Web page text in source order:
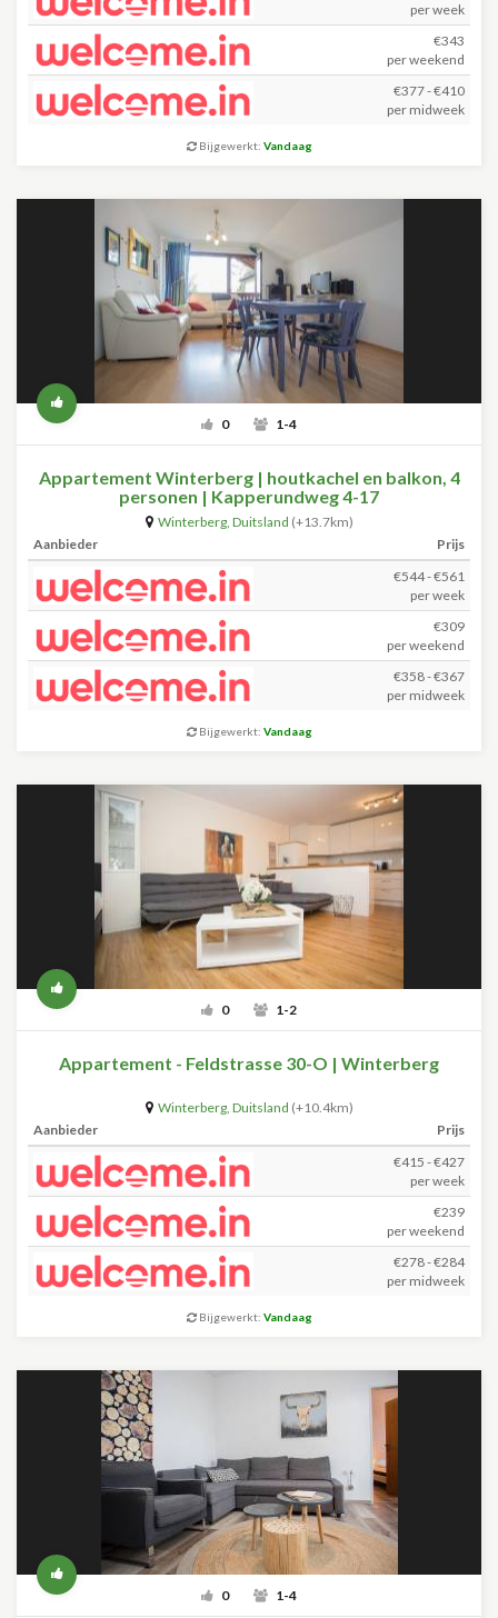
per week
€343
per weekend
€377 - €410
per midweek
Bijgewerkt: Vandaag
0 1-4
Appartement Winterberg | houtkachel en balkon, 4
personen | Kapperundweg 4-17
Winterberg, Duitsland (+13.7km)
Aanbieder
Prijs
€544 - €561
per week
€309
per weekend
€358 - €367
per midweek
Bijgewerkt: Vandaag
0 1-2
Appartement - Feldstrasse 30-O | Winterberg
Winterberg, Duitsland (+10.4km)
Aanbieder
Prijs
€415 - €427
per week
€239
per weekend
€278 - €284
per midweek
Bijgewerkt: Vandaag
0 1-4